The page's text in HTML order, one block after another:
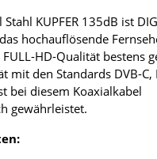
KUPFER 135dB ist
hochauflösende
HD-Qualität bestens
mit den Standards DVB-C,
bei diesem Koaxialkabel
gewährleistet.